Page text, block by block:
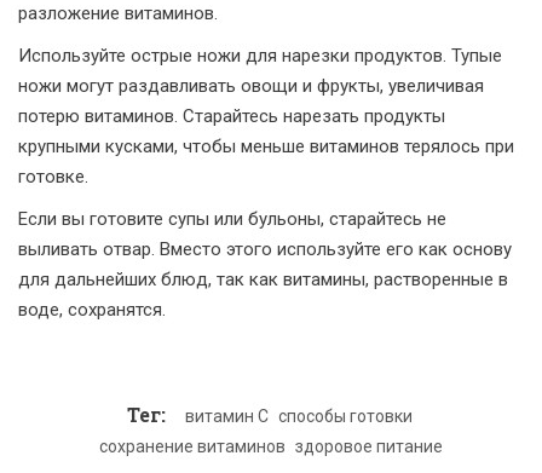
разложение витаминов.
Используйте острые ножи для нарезки продуктов. Тупые
ножи могут раздавливать овощи и фрукты, увеличивая
потерю витаминов. Старайтесь нарезать продукты
крупными кусками, чтобы меньше витаминов терялось при
готовке.
Если вы готовите супы или бульоны, старайтесь не
выливать отвар. Вместо этого используйте его как основу
для дальнейших блюд, так как витамины, растворенные в
воде, сохранятся.
Тег: витамин C способы готовки
сохранение витаминов здоровое питание